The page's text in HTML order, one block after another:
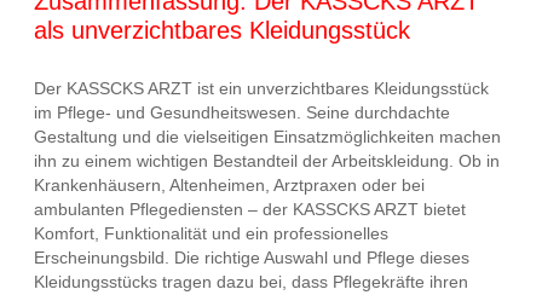
als unverzichtbares Kleidungsstück
Der KASSCKS ARZT ist ein unverzichtbares Kleidungsstück
im Pflege- und Gesundheitswesen. Seine durchdachte
Gestaltung und die vielseitigen Einsatzmöglichkeiten machen
ihn zu einem wichtigen Bestandteil der Arbeitskleidung. Ob in
Krankenhäusern, Altenheimen, Arztpraxen oder bei
ambulanten Pflegediensten – der KASSCKS ARZT bietet
Komfort, Funktionalität und ein professionelles
Erscheinungsbild. Die richtige Auswahl und Pflege dieses
Kleidungsstücks tragen dazu bei, dass Pflegekräfte ihren